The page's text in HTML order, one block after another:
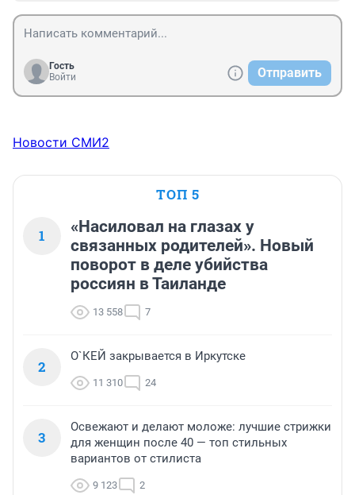
Гость
Войти
Отправить
Новости СМИ2
ТОП 5
1
«Насиловал на глазах у
связанных родителей». Новый
поворот в деле убийства
россиян в Таиланде
13 558 7
2
О`КЕЙ закрывается в Иркутске
11 310 24
3
Освежают и делают моложе: лучшие стрижки
для женщин после 40 — топ стильных
вариантов от стилиста
9 123 2